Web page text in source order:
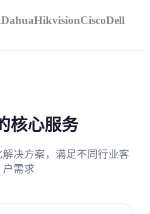
DahuaHikvisionCiscoDell
核心服务
解决方案，满足不同行业客
户需求